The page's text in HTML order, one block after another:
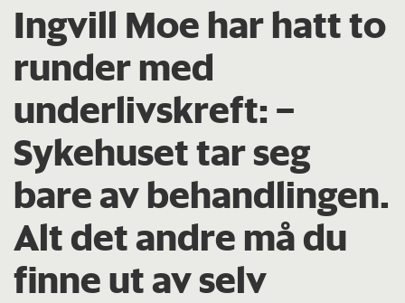
Ingvill Moe har hatt to
runder med
underlivskreft: –
Sykehuset tar seg
bare av behandlingen.
Alt det andre må du
finne ut av selv